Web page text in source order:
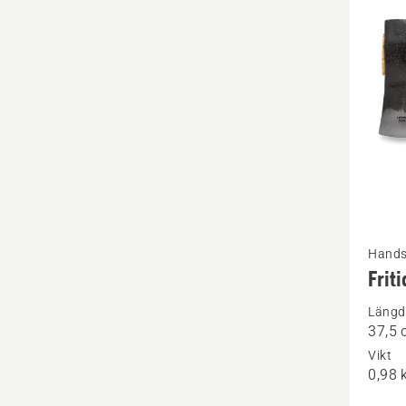
mer
omLängd
37,5
Vikt
0,98